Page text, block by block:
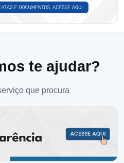
te ajudar?
que procura